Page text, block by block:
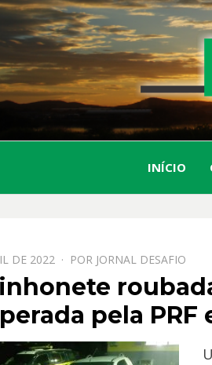
INÍCIO
DE 2022 POR JORNAL DESAFIO
pela PRF